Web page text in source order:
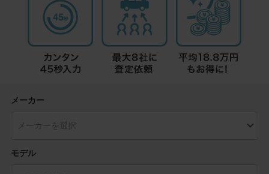
メーカー
モデル